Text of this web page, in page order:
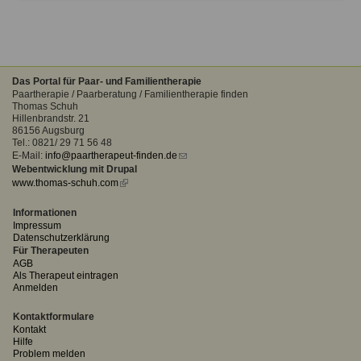
Das Portal für Paar- und Familientherapie
Paartherapie / Paarberatung / Familientherapie finden
Thomas Schuh
Hillenbrandstr. 21
86156 Augsburg
Tel.: 0821/ 29 71 56 48
E-Mail: info@paartherapeut-finden.de (link
Webentwicklung mit Drupal
www.thomas-schuh.com(link
Informationen
Impressum
Datenschutzerklärung
Für Therapeuten
AGB
Als Therapeut eintragen
Anmelden
Kontaktformulare
Kontakt
Hilfe
Problem melden